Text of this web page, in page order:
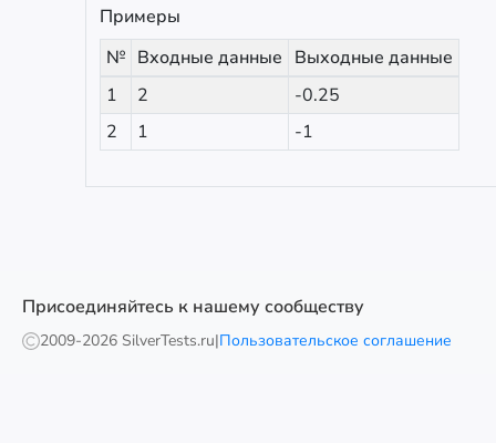
Примеры
№ Входные данные Выходные данные
1
2
-0.25
2
1 -1
Присоединяйтесь к нашему сообществу
2009-2026 SilverTests.ru|Пользовательское соглашение